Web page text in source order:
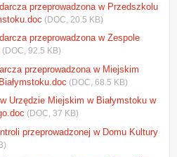
przeprowadzona w Przedszkolu
(DOC, 20.5 KB)
przeprowadzona w Zespole
(DOC, 92.5 KB)
przeprowadzona w Miejskim
(DOC, 68.5 KB)
Urzędzie Miejskim w Białymstoku w
(DOC, 37 KB)
przeprowadzonej w Domu Kultury